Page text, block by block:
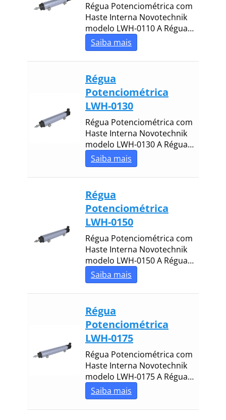
Régua Potenciométrica com
Haste Interna Novotechnik
modelo LWH-0110 A Régua…
Saiba mais
Régua
Potenciométrica
LWH-0130
Régua Potenciométrica com
Haste Interna Novotechnik
modelo LWH-0130 A Régua…
Saiba mais
Régua
Potenciométrica
LWH-0150
Régua Potenciométrica com
Haste Interna Novotechnik
modelo LWH-0150 A Régua…
Saiba mais
Régua
Potenciométrica
LWH-0175
Régua Potenciométrica com
Haste Interna Novotechnik
modelo LWH-0175 A Régua…
Saiba mais